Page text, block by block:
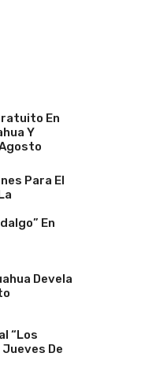
En
Y
Para El
En
Devela
“Los
Jueves De